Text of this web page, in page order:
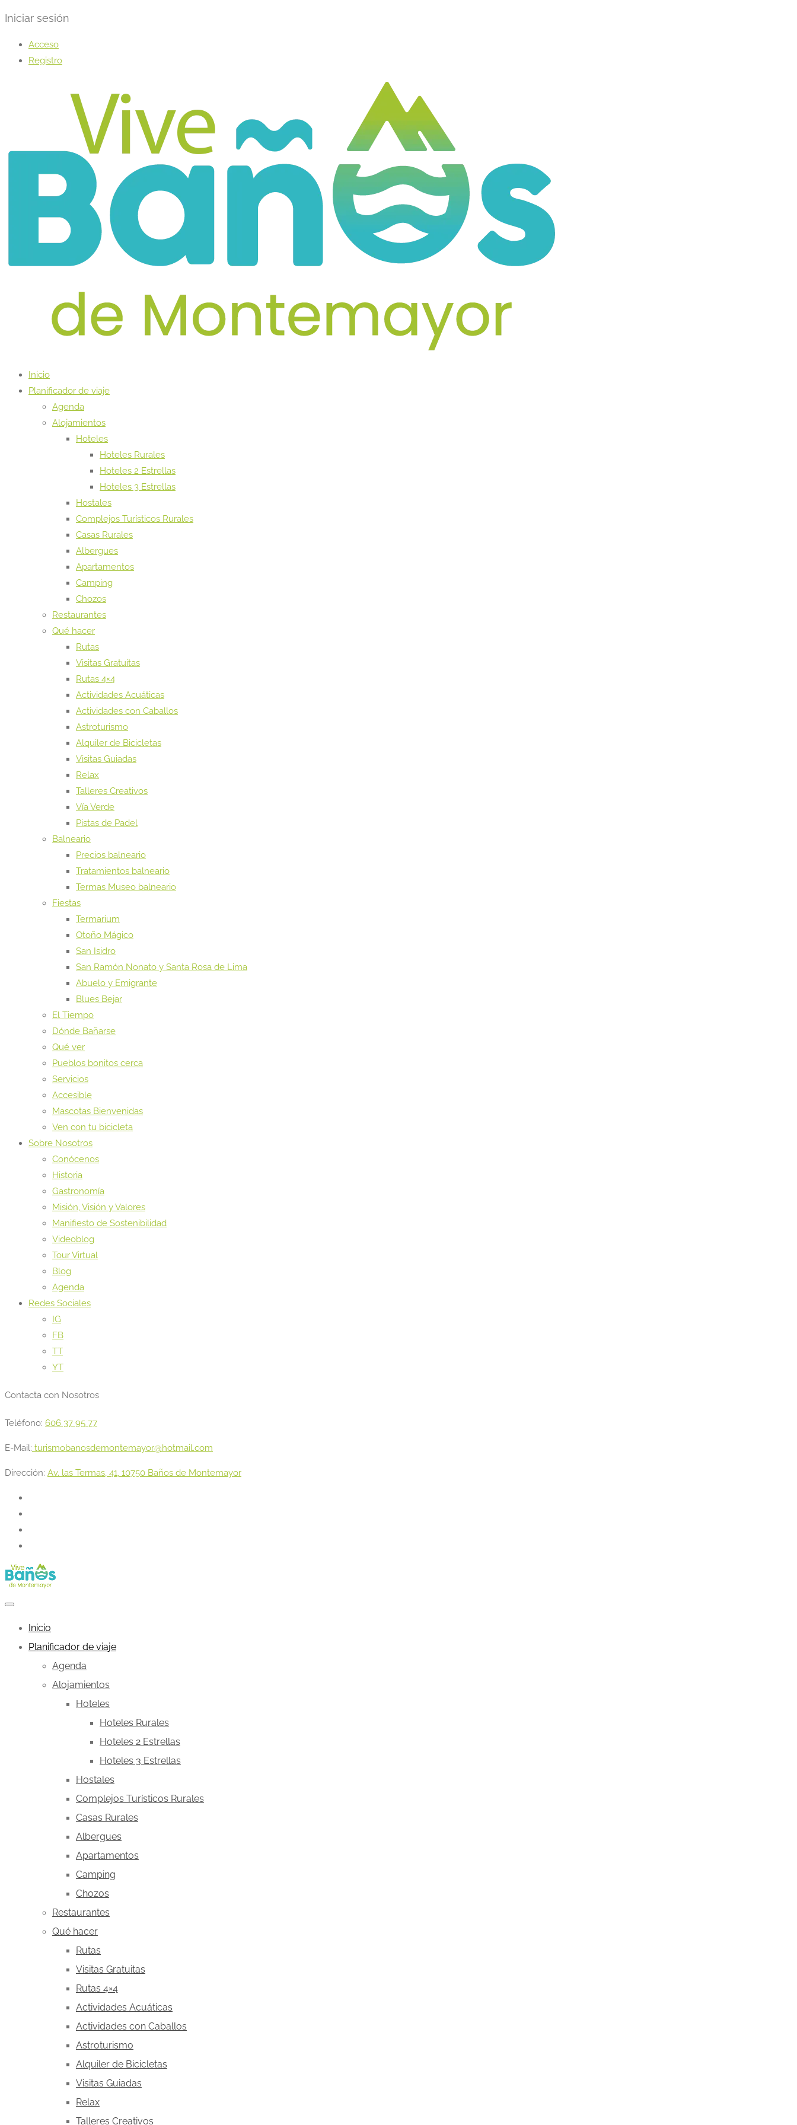
Iniciar sesión
Acceso
Registro
Inicio
Planificador de viaje
Agenda
Alojamientos
Hoteles
Hoteles Rurales
Hoteles 2 Estrellas
Hoteles 3 Estrellas
Hostales
Complejos Turísticos Rurales
Casas Rurales
Albergues
Apartamentos
Camping
Chozos
Restaurantes
Qué hacer
Rutas
Visitas Gratuitas
Rutas 4×4
Actividades Acuáticas
Actividades con Caballos
Astroturismo
Alquiler de Bicicletas
Visitas Guiadas
Relax
Talleres Creativos
Vía Verde
Pistas de Padel
Balneario
Precios balneario
Tratamientos balneario
Termas Museo balneario
Fiestas
Termarium
Otoño Mágico
San Isidro
San Ramón Nonato y Santa Rosa de Lima
Abuelo y Emigrante
Blues Bejar
El Tiempo
Dónde Bañarse
Qué ver
Pueblos bonitos cerca
Servicios
Accesible
Mascotas Bienvenidas
Ven con tu bicicleta
Sobre Nosotros
Conócenos
Historia
Gastronomía
Misión, Visión y Valores
Manifiesto de Sostenibilidad
Videoblog
Tour Virtual
Blog
Agenda
Redes Sociales
IG
FB
TT
YT
Contacta con Nosotros
Teléfono: 606 37 95 77
E-Mail: turismobanosdemontemayor@hotmail.com
Dirección: Av. las Termas, 41, 10750 Baños de Montemayor
Inicio
Planificador de viaje
Agenda
Alojamientos
Hoteles
Hoteles Rurales
Hoteles 2 Estrellas
Hoteles 3 Estrellas
Hostales
Complejos Turísticos Rurales
Casas Rurales
Albergues
Apartamentos
Camping
Chozos
Restaurantes
Qué hacer
Rutas
Visitas Gratuitas
Rutas 4×4
Actividades Acuáticas
Actividades con Caballos
Astroturismo
Alquiler de Bicicletas
Visitas Guiadas
Relax
Talleres Creativos